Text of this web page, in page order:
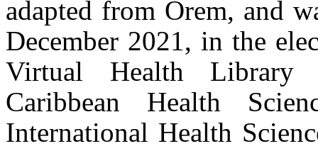
adapted from Orem, and
December 2021, in the
Virtual Health Library
Caribbean Health
International Health